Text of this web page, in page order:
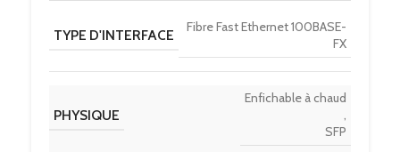
TYPE D'INTERFACE
Fibre Fast Ethernet 100BASE-
FX
PHYSIQUE
Enfichable à chaud
,
SFP